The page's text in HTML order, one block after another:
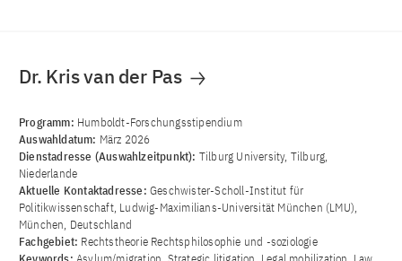
Dr. Kris van der Pas
Programm: Humboldt-Forschungsstipendium
Auswahldatum: März 2026
Dienstadresse (Auswahlzeitpunkt): Tilburg University, Tilburg,
Niederlande
Aktuelle Kontaktadresse: Geschwister-Scholl-Institut für
Politikwissenschaft, Ludwig-Maximilians-Universität München (LMU),
München, Deutschland
Fachgebiet: Rechtstheorie Rechtsphilosophie und -soziologie